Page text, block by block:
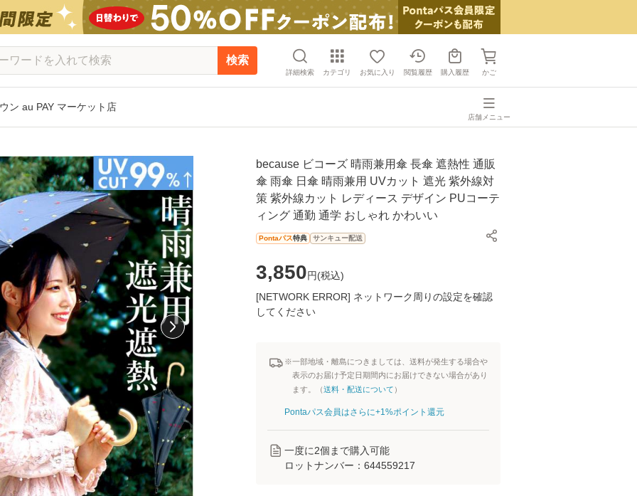
検索
詳細検索 カテゴリ お気に入り 閲覧履歴 購入履歴 かご
ン au PAY マーケット店
店舗メニュー
because ビコーズ 晴雨兼用傘 長傘 遮熱性 通販
傘 雨傘 日傘 晴雨兼用 UVカット 遮光 紫外線対
策 紫外線カット レディース デザイン PUコーテ
ィング 通勤 通学 おしゃれ かわいい
Pontaパス特典 サンキュー配送
3,850円(税込)
[NETWORK ERROR] ネットワーク周りの設定を確認
してください
※一部地域・離島につきましては、送料が発生する場合や
表示のお届け予定日期間内にお届けできない場合があり
ます。（送料・配送について ）
Pontaパス会員はさらに+1%ポイント還元
一度に2個まで購入可能
ロットナンバー： 644559217